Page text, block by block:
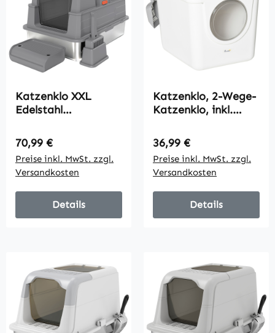
Katzenklo XXL
Edelstahl
mit 180°
Klappdeckel Hohen
Seitenwänden
Schaufel Trittstufe
70x50x43cm Grau
Regulärer Preis:
70,99 €
Preise inkl. MwSt. zzgl.
Versandkosten
Details
Katzenklo, 2-Wege-
Katzenklo, inkl.
+ Grau
Regulärer Preis:
36,99 €
Preise inkl. MwSt. zzgl.
Versandkosten
Details